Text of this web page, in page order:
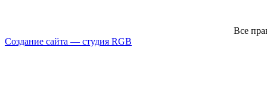
Все
Создание сайта — студия RGB